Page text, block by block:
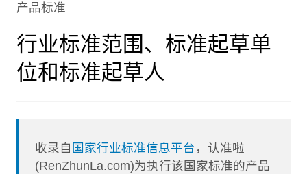
产品标准
行业标准范围、标准起草单
位和标准起草人
收录自 国家行业标准信息平台 ，认准啦
(RenZhunLa.com)为执行该国家标准的产品